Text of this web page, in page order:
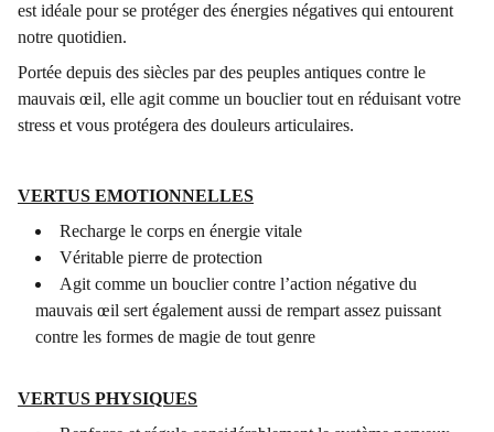
est idéale pour se protéger des énergies négatives qui entourent
notre quotidien.
Portée depuis des siècles par des peuples antiques contre le
mauvais œil, elle agit comme un bouclier tout en réduisant votre
stress et vous protégera des douleurs articulaires.
VERTUS EMOTIONNELLES
Recharge le corps en énergie vitale
Véritable pierre de protection
Agit comme un bouclier contre l’action négative du
mauvais œil sert également aussi de rempart assez puissant
contre les formes de magie de tout genre
VERTUS PHYSIQUES